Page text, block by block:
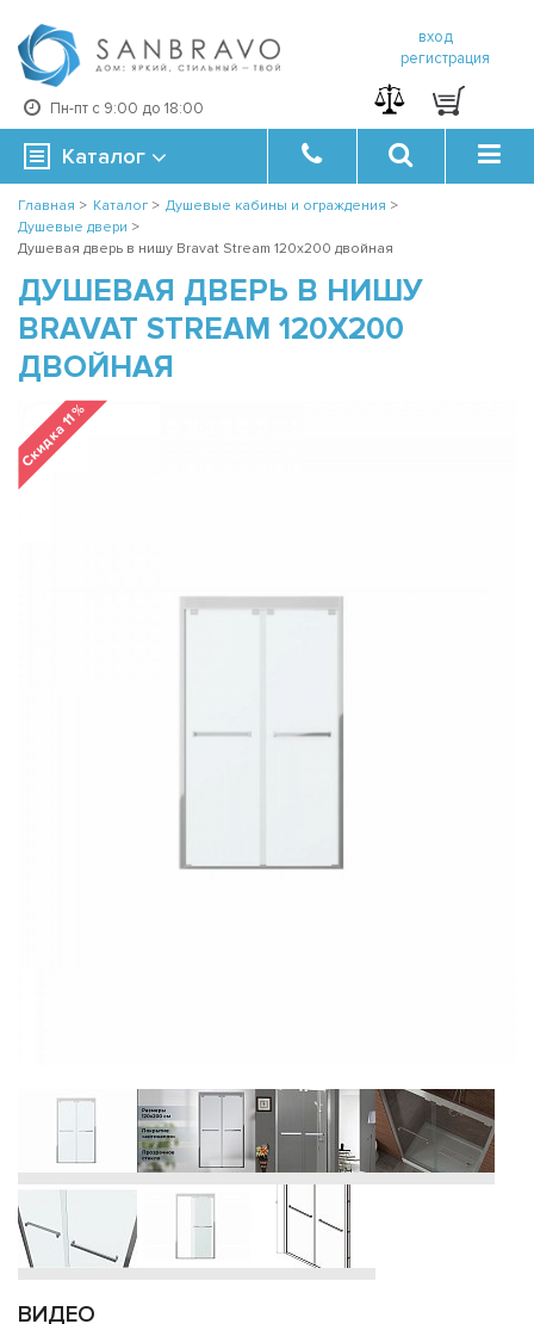
Пн-пт с 9:00 до 18:00
вход
регистрация
Каталог
Главная > Каталог > Душевые кабины и ограждения >
Душевые двери >
Душевая дверь в нишу Bravat Stream 120x200 двойная
ДУШЕВАЯ ДВЕРЬ В НИШУ
BRAVAT STREAM 120X200
ДВОЙНАЯ
Скидка 11 %
ВИДЕО